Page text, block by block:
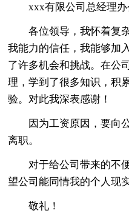
xxx有限公司总经理办
各位领导，我怀着复
我能力的信任，我能够加
了许多机会和挑战。在公
理，学到了很多知识，积
验。对此我深表感谢！
因为工资原因，要向
离职。
对于给公司带来的不
望公司能同情我的个人现
敬礼！